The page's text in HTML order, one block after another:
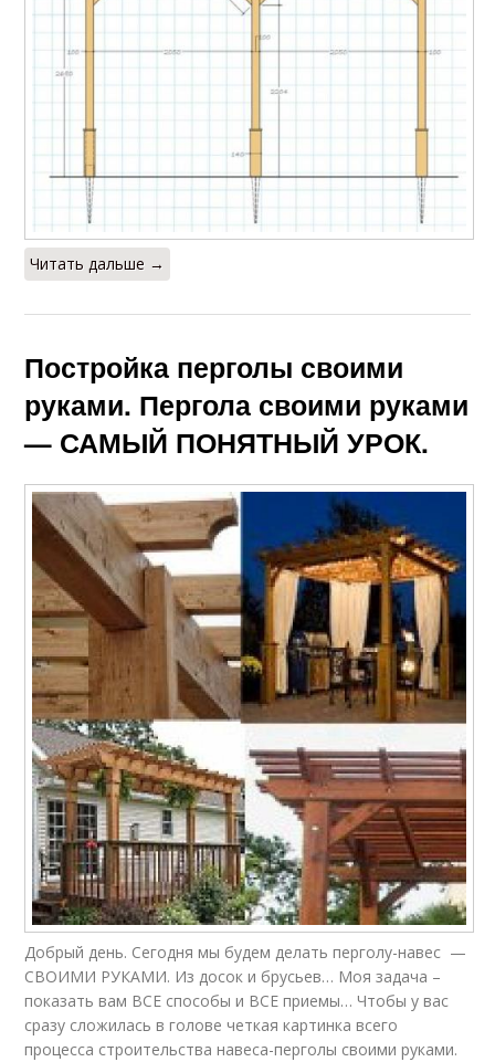
Читать дальше →
Постройка перголы своими
руками. Пергола своими руками
— САМЫЙ ПОНЯТНЫЙ УРОК.
Добрый день. Сегодня мы будем делать перголу-навес —
СВОИМИ РУКАМИ. Из досок и брусьев… Моя задача –
показать вам ВСЕ способы и ВСЕ приемы… Чтобы у вас
сразу сложилась в голове четкая картинка всего
процесса строительства навеса-перголы своими руками.